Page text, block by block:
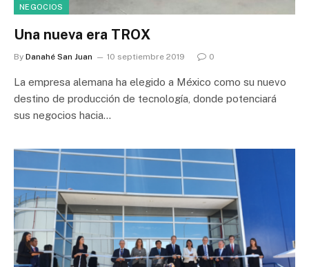
NEGOCIOS
Una nueva era TROX
By Danahé San Juan 10 septiembre 2019 0
La empresa alemana ha elegido a México como su nuevo
destino de producción de tecnología, donde potenciará
sus negocios hacia…